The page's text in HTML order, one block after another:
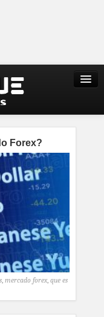
Forex?
, mercado forex, que es